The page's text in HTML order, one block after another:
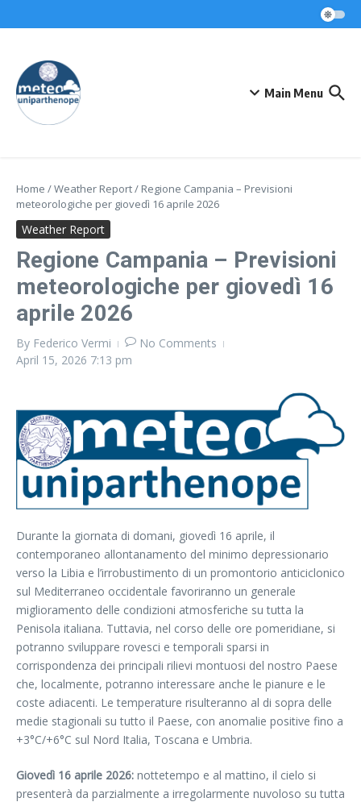
Main Menu
Home /Weather Report/ Regione Campania – Previsioni
meteorologiche per giovedì 16 aprile 2026
Weather Report
Regione Campania – Previsioni
meteorologiche per giovedì 16
aprile 2026
By Federico Vermi
No Comments
April 15, 2026 7:13 pm
Durante la giornata di domani, giovedì 16 aprile, il
contemporaneo allontanamento del minimo depressionario
verso la Libia e l’irrobustimento di un promontorio anticiclonico
sul Mediterraneo occidentale favoriranno un generale
miglioramento delle condizioni atmosferiche su tutta la
Penisola italiana. Tuttavia, nel corso delle ore pomeridiane, si
potranno sviluppare rovesci e temporali sparsi in
corrispondenza dei principali rilievi montuosi del nostro Paese
che, localmente, potranno interessare anche le pianure e le
coste adiacenti. Le temperature risulteranno al di sopra delle
medie stagionali su tutto il Paese, con anomalie positive fino a
+3°C/+6°C sul Nord Italia, Toscana e Umbria.
Giovedì 16 aprile 2026: nottetempo e al mattino, il cielo si
presenterà da parzialmente a irregolarmente nuvoloso su tutta